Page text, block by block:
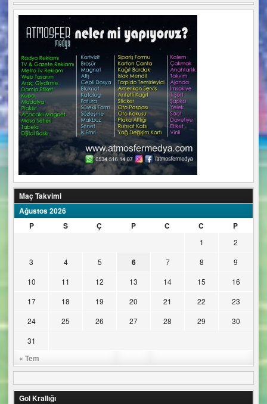
Maç Takvimi
Ağustos 2026
P
S Ç P C C P
« Tem
1
2
3
4 5 6 7 8
9
10
11 12 13 14 15
16
17
18 19 20 21 22
23
24
25 26 27 28 29
30
31
Gol Krallığı